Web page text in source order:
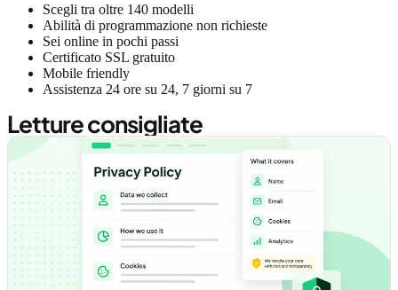
Scegli tra oltre 140 modelli
Abilità di programmazione non richieste
Sei online in pochi passi
Certificato SSL gratuito
Mobile friendly
Assistenza 24 ore su 24, 7 giorni su 7
Letture consigliate